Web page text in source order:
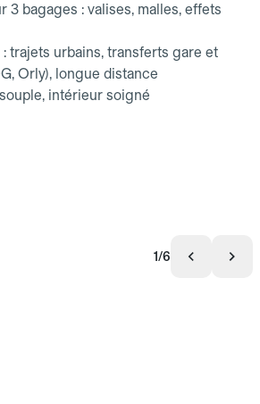
3 bagages : valises, malles, effets
: trajets urbains, transferts gare et
Orly), longue distance
intérieur soigné
1/6